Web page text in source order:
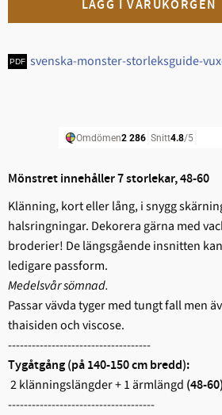
svenska-monster-storleksguide-
Mönstret innehåller 7 storlekar, 48-60
Klänning, kort eller lång, i snygg
halsringningar. Dekorera gärna med
broderier! De längsgående insnitten
ledigare passform.
Medelsvår sömnad.
Passar vävda tyger med tungt fall men
thaisiden och viscose.
------------------------------------
Tygåtgång (på 140-150 cm bredd):
2 klänningslängder + 1 ärmlängd (48-60)
-------------------------------------